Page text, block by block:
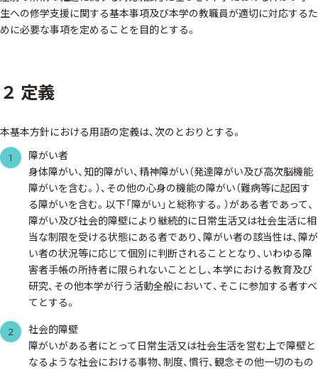
生への修学支援に関する基本事項及び本学の教職員が適切に対応するた
めに必要な事項を定めることを目的とする。
２ 定義
本基本方針における用語の定義は、次のとおりとする。
1
障がい者
身体障がい、知的障がい、精神障がい（発達障がい及び高次脳機能
障がいを含む。）、その他の心身の機能の障がい（難病等に起因す
る障がいを含む。以下「障がい」と総称する。）がある者であって、
障がい及び社会的障壁により継続的に日常生活又は社会生活に相
当な制限を受ける状態にある者であり、障がい者の該当性は、障が
い者の状況等に応じて個別に判断されることとなり、いわゆる障
害者手帳の所持者に限られないこととし、本学における教育及び
研究、その他本学が行う活動全般において、そこに参加する者すべ
てとする。
2
社会的障壁
障がいがある者にとって日常生活又は社会生活を営む上で障壁と
なるような社会における事物、制度、慣行、観念その他一切のもの